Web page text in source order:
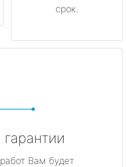
срок.
Вам будет